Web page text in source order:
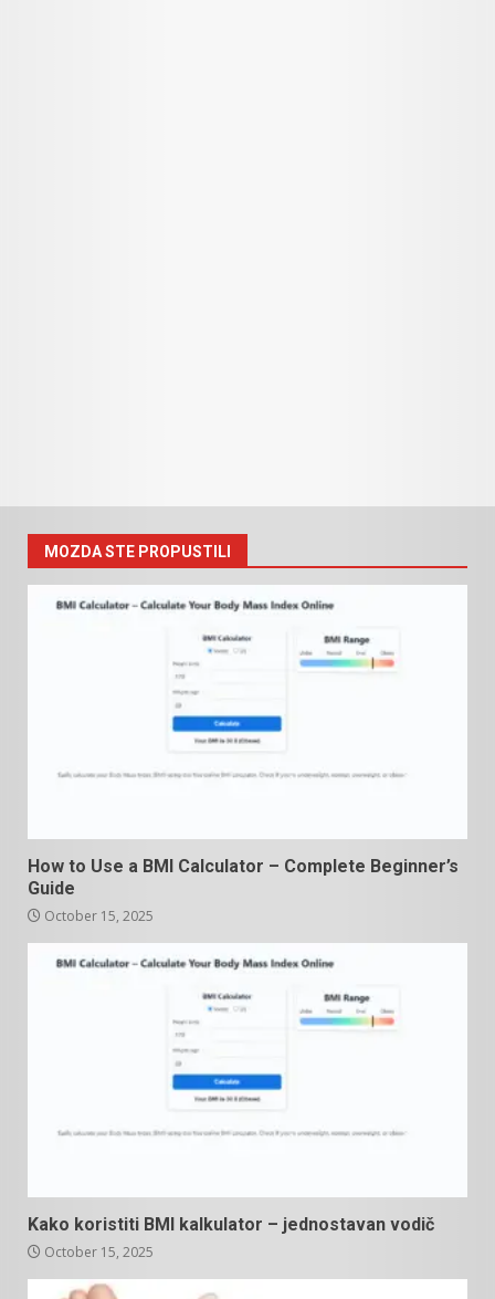
MOZDA STE PROPUSTILI
How to Use a BMI Calculator – Complete Beginner’s
Guide
October 15, 2025
Kako koristiti BMI kalkulator – jednostavan vodič
October 15, 2025